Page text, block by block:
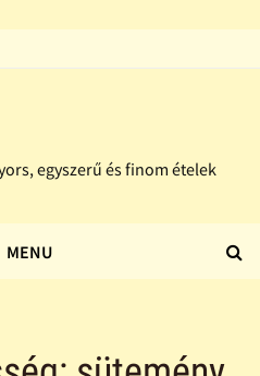
egyszerű és finom ételek
MENU